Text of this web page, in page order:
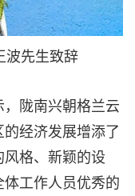
波先生致辞
陇南兴朝格兰云
经济发展增添了
格、新颖的设
工作人员优秀的